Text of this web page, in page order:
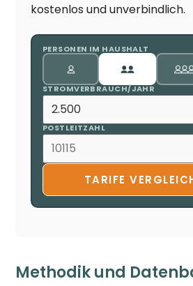
kostenlos und unverbindlich.
PERSONEN IM HAUSHALT
STROMVERBRAUCH/JAHR
POSTLEITZAHL
TARIFE
Methodik und